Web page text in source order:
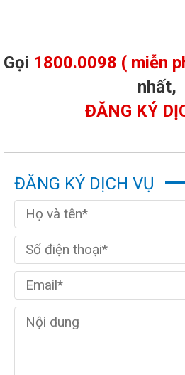
Gọi 1800.0098 ( miễn
nhất,
ĐĂNG KÝ
ĐĂNG KÝ DỊCH VỤ